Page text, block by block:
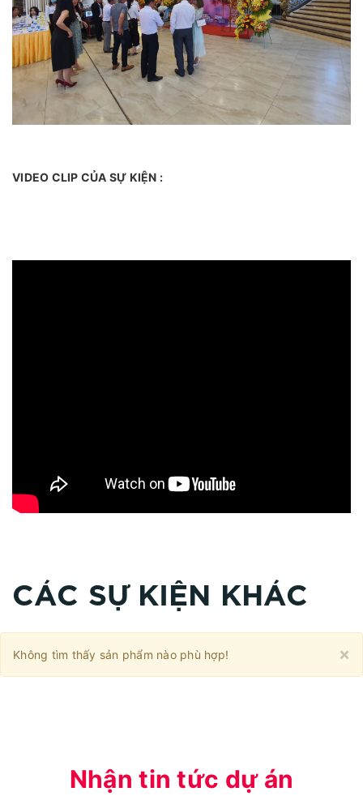
VIDEO CLIP CỦA SỰ KIỆN :
CÁC SỰ KIỆN KHÁC
×
Không tìm thấy sản phẩm nào phù hợp!
Nhận tin tức dự án